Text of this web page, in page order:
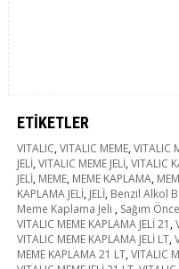
ETIKETLER
VITALIC, VITALIC MEME, VITALIC
JELİ, VITALIC MEME JELİ, VITALIC
JELİ, MEME, MEME KAPLAMA,
KAPLAMA JELİ, JELİ, Benzil Alkol
Meme Kaplama Jeli , Sağım
VITALIC MEME KAPLAMA JELİ 21 ,
VITALIC MEME KAPLAMA JELİ LT,
MEME KAPLAMA 21 LT, VITALIC